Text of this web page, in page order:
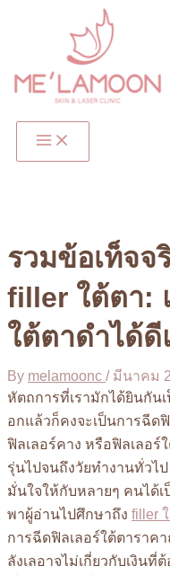
Main
รวมข้อเท็จจ
filler ใต้ตา:
ใต้ตาดำได้
By melamoonc / มีนาคม
หัตถการที่เรามักได้ยินกัน
อกแล้วก็คงจะเป็นการฉีด
ฟิลเลอร์คาง หรือฟิลเลอร์
รุ่นไปจนถึงวัยทำงานทั่วไ
มั่นใจให้กับหลายๆ คนได้
พาผู้อ่านไปศึกษาถึง filler
การฉีดฟิลเลอร์ใต้ตาราค
ลังเลอาจไม่เกี่ยวกับเงินที่